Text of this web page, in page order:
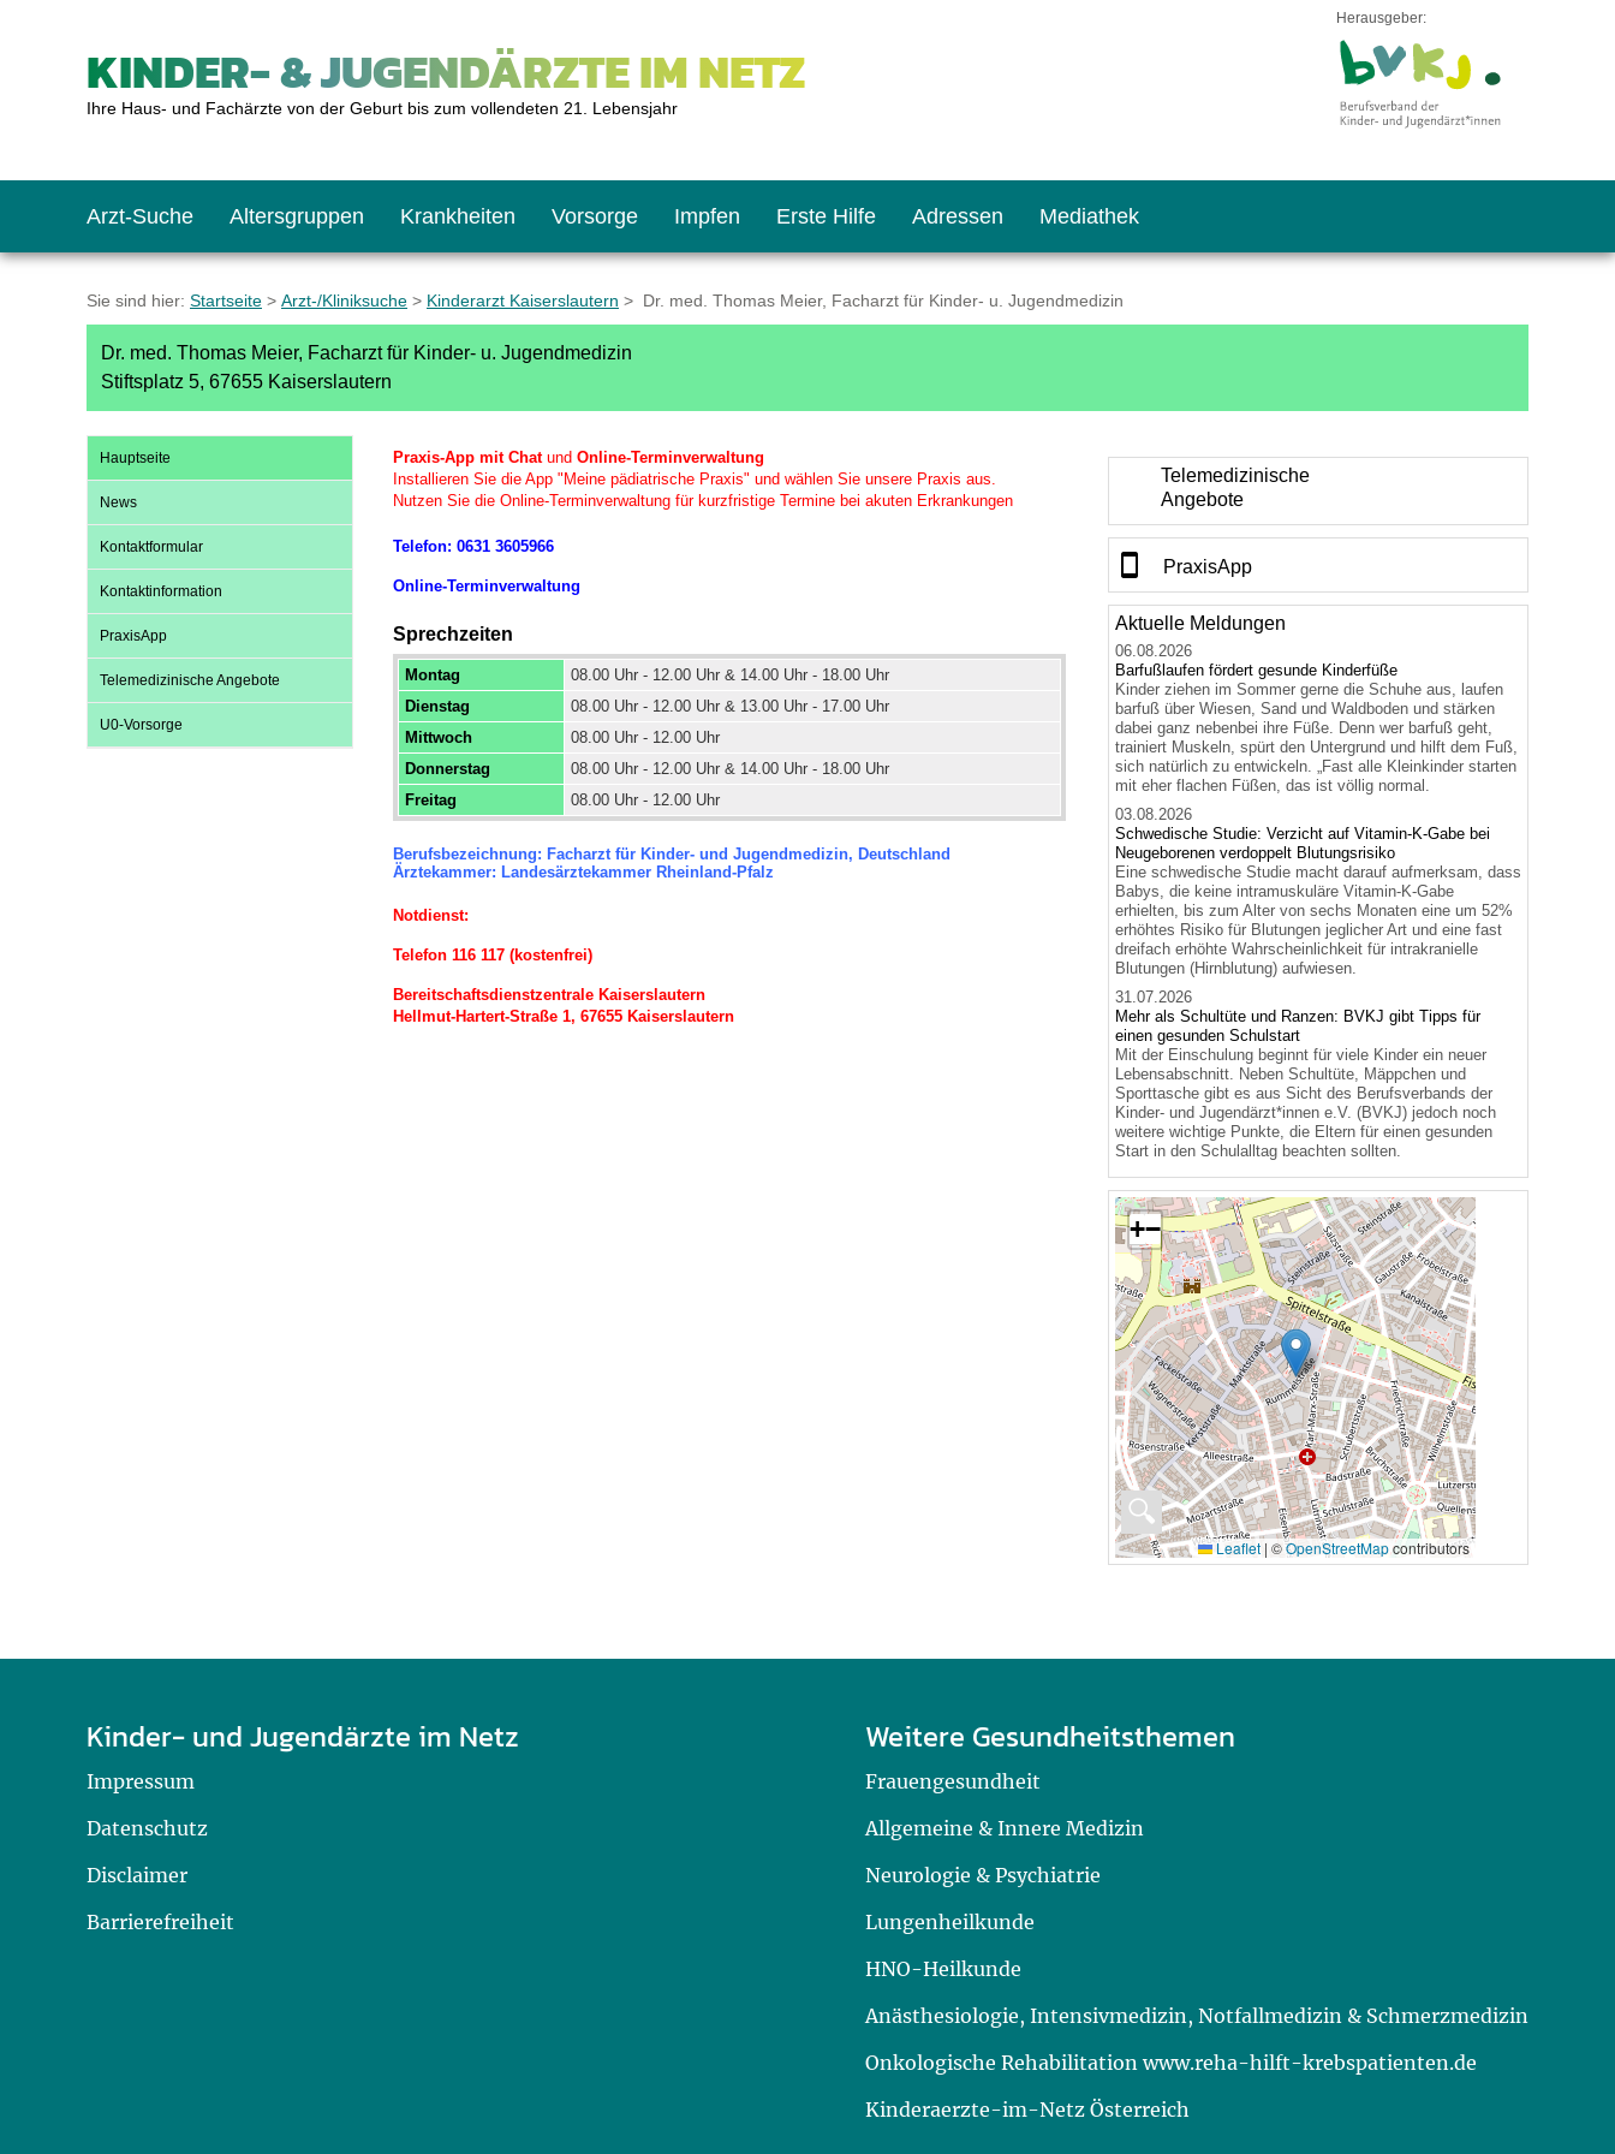
KINDER- & JUGENDÄRZTE IM NETZ
Ihre Haus- und Fachärzte von der Geburt bis zum vollendeten 21. Lebensjahr
Herausgeber:
Arzt-Suche Altersgruppen
Das erste Jahr
Schulkinder
Krankheiten Vorsorge
Baby: U1 bis U6
Schulkind: U10 bis U11
Impfen
Impfkalender
Was muss man beachten?
Häufige Fragen
Recht auf Impfung
Vorsorge- und Impferinnerung
Erste Hilfe
Notrufnummern
Hausapotheke
Adressen
Notdienste
Gesundheitsämter
Mediathek
BMI-Rechner
Blutdruckrechner
Hörlexikon
Material zu den Vorsorgen
Entwicklungskalender
Broschüren und Informationsflyer
Familienzeit gesund gestalten
Sie sind hier: Startseite > Arzt-/Kliniksuche > Kinderarzt Kaiserslautern > Dr. med. Thomas Meier, Facharzt für Kinder- u. Jugendmedizin
Dr. med. Thomas Meier, Facharzt für Kinder- u. Jugendmedizin
Stiftsplatz 5, 67655 Kaiserslautern
Hauptseite
News
Kontaktformular
Kontaktinformation
PraxisApp
Telemedizinische Angebote
U0-Vorsorge
Praxis-App mit Chatund Online-Terminverwaltung
Installieren Sie die App "Meine pädiatrische Praxis" und wählen Sie unsere Praxis aus.
Nutzen Sie die Online-Terminverwaltung für kurzfristige Termine bei akuten Erkrankungen
Telefon: 0631 3605966
Online-Terminverwaltung
Sprechzeiten
Montag
08.00 Uhr - 12.00 Uhr & 14.00 Uhr - 18.00 Uhr
Dienstag
08.00 Uhr - 12.00 Uhr & 13.00 Uhr - 17.00 Uhr
Mittwoch
08.00 Uhr - 12.00 Uhr
Donnerstag
08.00 Uhr - 12.00 Uhr & 14.00 Uhr - 18.00 Uhr
Freitag
08.00 Uhr - 12.00 Uhr
Berufsbezeichnung: Facharzt für Kinder- und Jugendmedizin, Deutschland
Ärztekammer: Landesärztekammer Rheinland-Pfalz
Notdienst:
Telefon 116 117 (kostenfrei)
Bereitschaftsdienstzentrale Kaiserslautern
Hellmut-Hartert-Straße 1, 67655 Kaiserslautern
Telemedizinische
Angebote
PraxisApp
Aktuelle Meldungen
06.08.2026
Barfußlaufen fördert gesunde Kinderfüße
Kinder ziehen im Sommer gerne die Schuhe aus, laufen
barfuß über Wiesen, Sand und Waldboden und stärken
dabei ganz nebenbei ihre Füße. Denn wer barfuß geht,
trainiert Muskeln, spürt den Untergrund und hilft dem Fuß,
sich natürlich zu entwickeln. „Fast alle Kleinkinder starten
mit eher flachen Füßen, das ist völlig normal.
03.08.2026
Schwedische Studie: Verzicht auf Vitamin-K-Gabe bei
Neugeborenen verdoppelt Blutungsrisiko
Eine schwedische Studie macht darauf aufmerksam, dass
Babys, die keine intramuskuläre Vitamin-K-Gabe
erhielten, bis zum Alter von sechs Monaten eine um 52%
erhöhtes Risiko für Blutungen jeglicher Art und eine fast
dreifach erhöhte Wahrscheinlichkeit für intrakranielle
Blutungen (Hirnblutung) aufwiesen.
31.07.2026
Mehr als Schultüte und Ranzen: BVKJ gibt Tipps für
einen gesunden Schulstart
Mit der Einschulung beginnt für viele Kinder ein neuer
Lebensabschnitt. Neben Schultüte, Mäppchen und
Sporttasche gibt es aus Sicht des Berufsverbands der
Kinder- und Jugendärzt*innen e.V. (BVKJ) jedoch noch
weitere wichtige Punkte, die Eltern für einen gesunden
Start in den Schulalltag beachten sollten.
🔍
+−
Leaflet | ©OpenStreetMapcontributors
Kinder- und Jugendärzte im Netz
Impressum
Datenschutz
Disclaimer
Barrierefreiheit
Weitere Gesundheitsthemen
Frauengesundheit
Allgemeine & Innere Medizin
Neurologie & Psychiatrie
Lungenheilkunde
HNO-Heilkunde
Anästhesiologie, Intensivmedizin, Notfallmedizin & Schmerzmedizin
Onkologische Rehabilitation www.reha-hilft-krebspatienten.de
Kinderaerzte-im-Netz Österreich